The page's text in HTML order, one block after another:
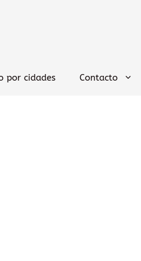
por cidades Contacto